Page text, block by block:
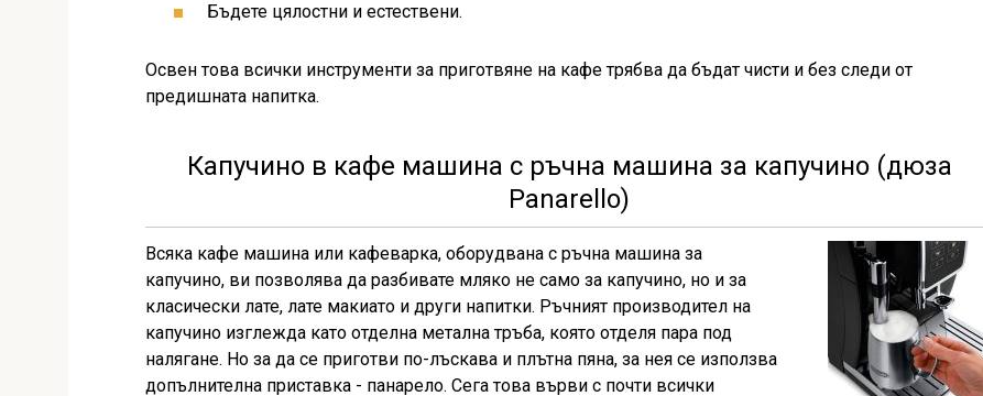
Бъдете цялостни и естествени.
Освен това всички инструменти за приготвяне на кафе трябва да бъдат чисти и без следи от
предишната напитка.
Капучино в кафе машина с ръчна машина за капучино (дюза
Panarello)
Всяка кафе машина или кафеварка, оборудвана с ръчна машина за
капучино, ви позволява да разбивате мляко не само за капучино, но и за
класически лате, лате макиато и други напитки. Ръчният производител на
капучино изглежда като отделна метална тръба, която отделя пара под
налягане. Но за да се приготви по-лъскава и плътна пяна, за нея се използва
допълнителна приставка - панарело. Сега това върви с почти всички